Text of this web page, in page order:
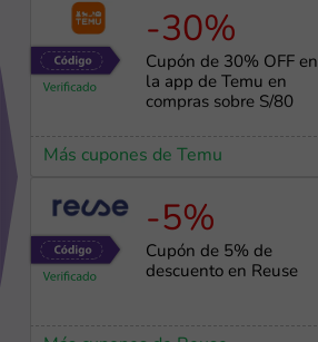
-30%
Cupón de 30% OFF en
la app de Temu en
compras sobre S/80
Más cupones de Temu
-5%
Cupón de 5% de
descuento en Reuse